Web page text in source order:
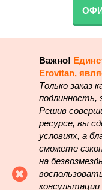
Важно!
Erovitan,
Только заказ
подлинность,
Решив
ресурсе, вы
условиях, а
сможете
на
консультации